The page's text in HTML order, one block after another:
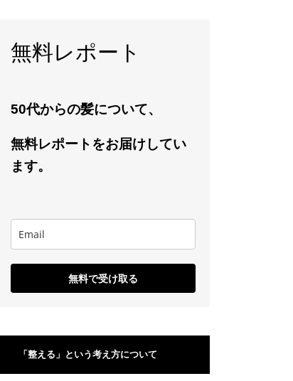
無料レポート
50代からの髪について、
無料レポートをお届けしてい
ます。
無料で受け取る
「整える」という考え方について